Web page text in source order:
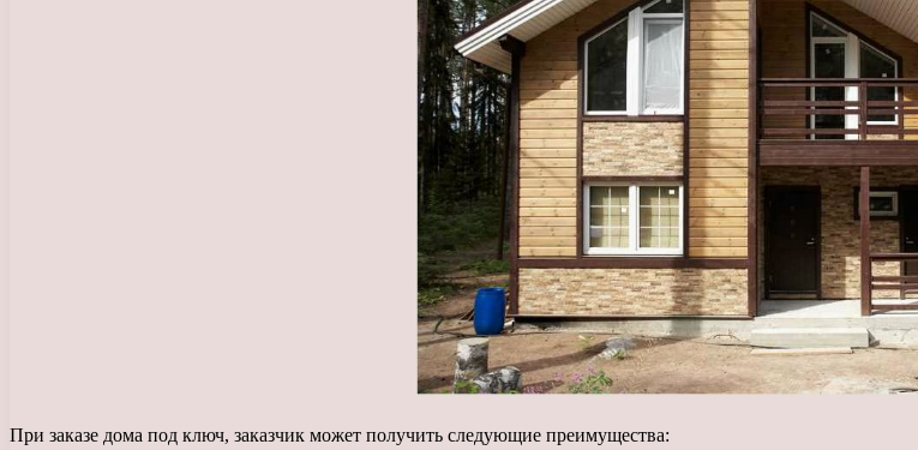
При заказе дома под ключ, заказчик может получить следующие преимущества: